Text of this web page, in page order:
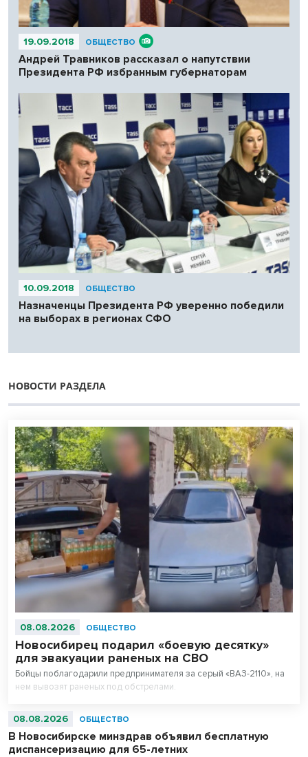
19.09.2018 ОБЩЕСТВО
Андрей Травников рассказал о напутствии
Президента РФ избранным губернаторам
10.09.2018 ОБЩЕСТВО
Назначенцы Президента РФ уверенно победили
на выборах в регионах СФО
НОВОСТИ РАЗДЕЛА
08.08.2026 ОБЩЕСТВО
Новосибирец подарил «боевую десятку»
для эвакуации раненых на СВО
Бойцы поблагодарили предпринимателя за серый «ВАЗ-2110», на
нем вывозят раненых под обстрелами.
08.08.2026 ОБЩЕСТВО
В Новосибирске минздрав объявил бесплатную
диспансеризацию для 65-летних